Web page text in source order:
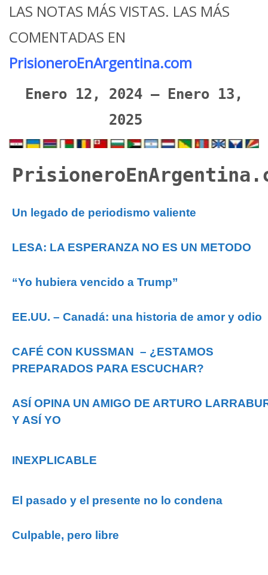
LAS NOTAS MÁS VISTAS. LAS MÁS
COMENTADAS EN
PrisioneroEnArgentina.com
Enero 12, 2024 – Enero 13,
2025
Un legado de periodismo valiente
LESA: LA ESPERANZA NO ES UN METODO
“Yo hubiera vencido a Trump”
EE.UU. – Canadá: una historia de amor y odio
CAFÉ CON KUSSMAN – ¿ESTAMOS
PREPARADOS PARA ESCUCHAR?
ASÍ OPINA UN AMIGO DE ARTURO
Y ASÍ YO
INEXPLICABLE
El pasado y el presente no lo condena
Culpable, pero libre